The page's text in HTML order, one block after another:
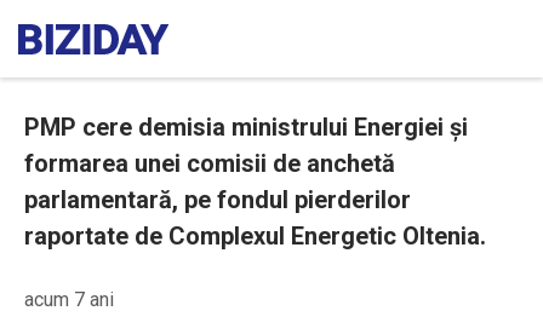
PMP cere demisia ministrului Energiei şi
formarea unei comisii de anchetă
parlamentară, pe fondul pierderilor
raportate de Complexul Energetic Oltenia.
acum 7 ani